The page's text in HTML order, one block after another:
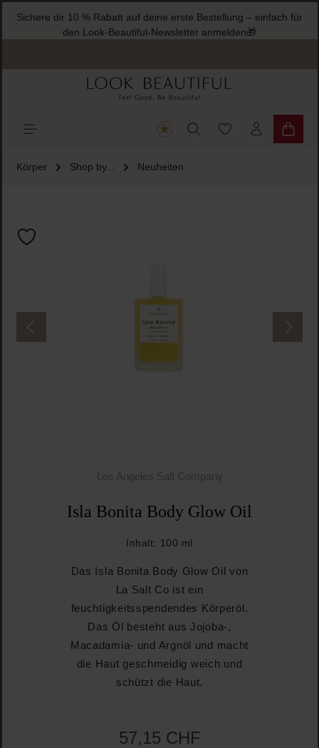
springen
Sichere dir 10 % Rabatt auf deine erste Bestellung – einfach für
den Look-Beautiful-Newsletter anmelden🎁
Du hast 0
Körper Shop by... Neuheiten
Los Angeles Salt Company
Isla Bonita Body Glow Oil
Inhalt: 100 ml
Das Isla Bonita Body Glow Oil von
La Salt Co ist ein
feuchtigkeitsspendendes Körperöl.
Das Öl besteht aus Jojoba-,
Macadamia- und Argnöl und macht
die Haut geschmeidig weich und
schützt die Haut.
57,15 CHF